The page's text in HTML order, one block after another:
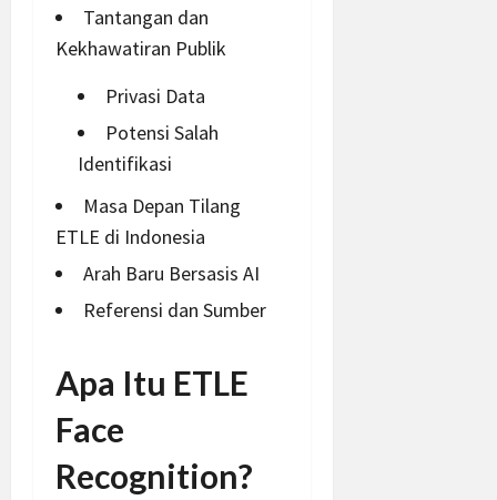
Tantangan dan
Kekhawatiran Publik
Privasi Data
Potensi Salah
Identifikasi
Masa Depan Tilang
ETLE di Indonesia
Arah Baru Bersasis AI
Referensi dan Sumber
Apa Itu ETLE
Face
Recognition?